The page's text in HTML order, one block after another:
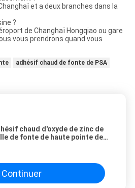
et a deux branches dans la
?
de Changhaï Hongqiao ou gare
vous prendrons quand vous
adhésif chaud de fonte de PSA
chaud d'oxyde de zinc de
de fonte de haute pointe de
Continuer